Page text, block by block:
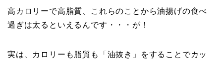
高カロリーで高脂質、これらのことから油揚げの食べ
過ぎは太るといえるんです・・・が！
実は、カロリーも脂質も「油抜き」をすることでカッ